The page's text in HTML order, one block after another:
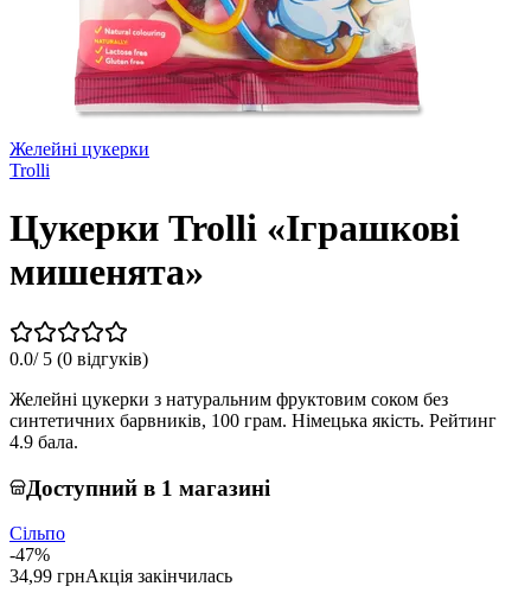
Желейні цукерки
Trolli
Цукерки Trolli «Іграшкові
мишенята»
0.0/ 5 (0 відгуків)
Желейні цукерки з натуральним фруктовим соком без
синтетичних барвників, 100 грам. Німецька якість. Рейтинг
4.9 бала.
Доступний в 1 магазині
Сільпо
-47%
34,99 грнАкція закінчилась